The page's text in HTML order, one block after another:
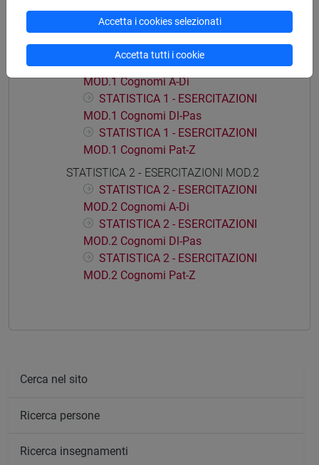
STATISTICA - 2 Cognomi Dl-Pas
STATISTICA - 2 Cognomi Pat-Z
STATISTICA 1 - ESERCITAZIONI MOD.1
STATISTICA 1 - ESERCITAZIONI
MOD.1 Cognomi A-Di
STATISTICA 1 - ESERCITAZIONI
MOD.1 Cognomi Dl-Pas
STATISTICA 1 - ESERCITAZIONI
MOD.1 Cognomi Pat-Z
STATISTICA 2 - ESERCITAZIONI MOD.2
STATISTICA 2 - ESERCITAZIONI
MOD.2 Cognomi A-Di
STATISTICA 2 - ESERCITAZIONI
MOD.2 Cognomi Dl-Pas
STATISTICA 2 - ESERCITAZIONI
MOD.2 Cognomi Pat-Z
Cerca nel sito
Ricerca persone
Ricerca insegnamenti
Accetta i cookies selezionati
Accetta tutti i cookie